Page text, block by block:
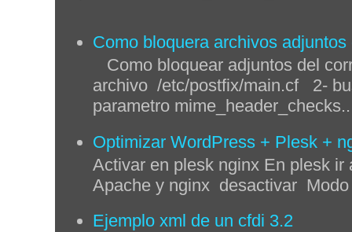
Como bloquera archivos
Como bloquear adjuntos del
archivo /etc/postfix/main.cf 2-
parametro
Optimizar WordPress + Plesk +
Activar en plesk nginx En plesk
Apache y nginx desactivar Modo
Ejemplo xml de un cfdi 3.2